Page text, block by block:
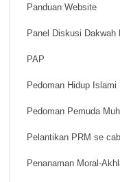
Panduan Website
Panel Diskusi Dakwah
PAP
Pedoman Hidup Islami
Pedoman Pemuda
Pelantikan PRM se
Penanaman Moral-